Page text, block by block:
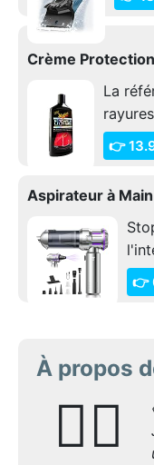
Crème
La
👉
Aspirateur à
👉
À propos
🙋‍♂️